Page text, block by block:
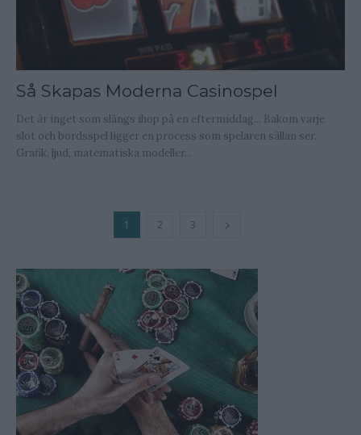
Så Skapas Moderna Casinospel
Det är inget som slängs ihop på en eftermiddag... Bakom varje
slot och bordsspel ligger en process som spelaren sällan ser.
Grafik, ljud, matematiska modeller...
1 2 3